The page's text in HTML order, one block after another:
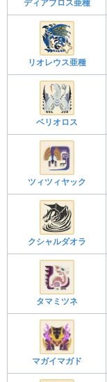
ディアブロス亜種
リオレウス亜種
ベリオロス
ツィツィヤック
クシャルダオラ
タマミツネ
マガイマガド